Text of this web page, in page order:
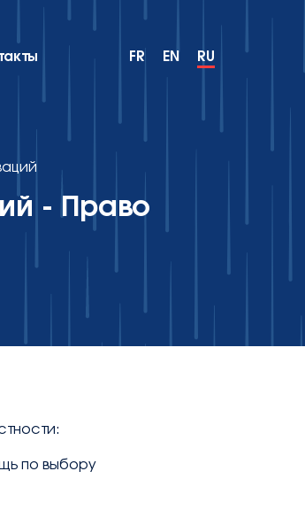
FR EN RU
- Право
по выбору